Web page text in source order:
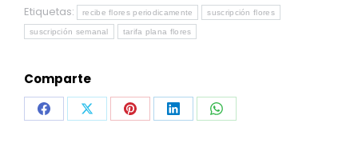
Etiquetas:
recibe flores periodicamente suscripción flores
suscripción semanal tarifa plana flores
Comparte
Share Share Share Share Share